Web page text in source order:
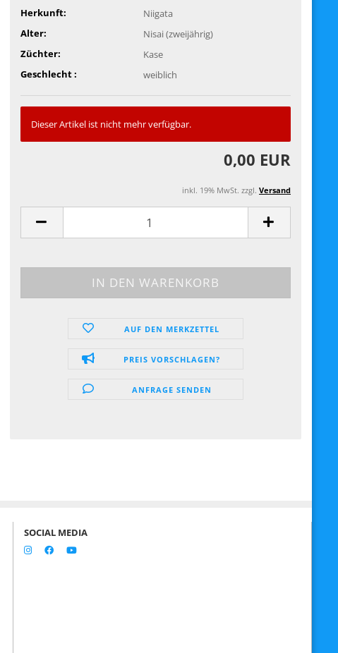
Herkunft:
Niigata
Alter:
Nisai (zweijährig)
Züchter:
Kase
Geschlecht :
weiblich
Dieser Artikel ist nicht mehr verfügbar.
0,00 EUR
inkl. 19% MwSt. zzgl. Versand
AUF DEN MERKZETTEL
PREIS VORSCHLAGEN?
ANFRAGE SENDEN
SOCIAL MEDIA